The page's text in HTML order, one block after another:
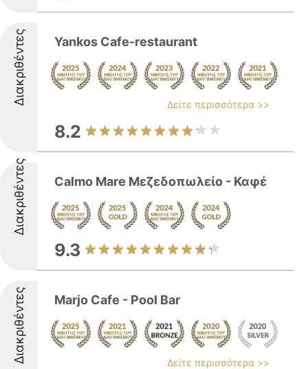
Διακριθέντες Yankos Cafe-restaurant
Δείτε περισσότερα >>
8.2
Διακριθέντες Calmo Mare Μεζεδοπωλείο - Καφέ
9.3
Διακριθέντες Marjo Cafe - Pool Bar
Δείτε περισσότερα >>